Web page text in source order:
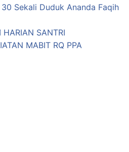
Sekali Duduk Ananda Faqih
HARIAN SANTRI
MABIT RQ PPA